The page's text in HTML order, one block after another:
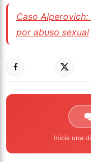
Caso
por abuso sexual
Inicia una